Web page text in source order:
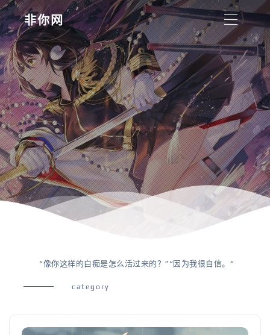
非你网
“像你这样的白痴是怎么活过来的？”“因为我很自信。“
category